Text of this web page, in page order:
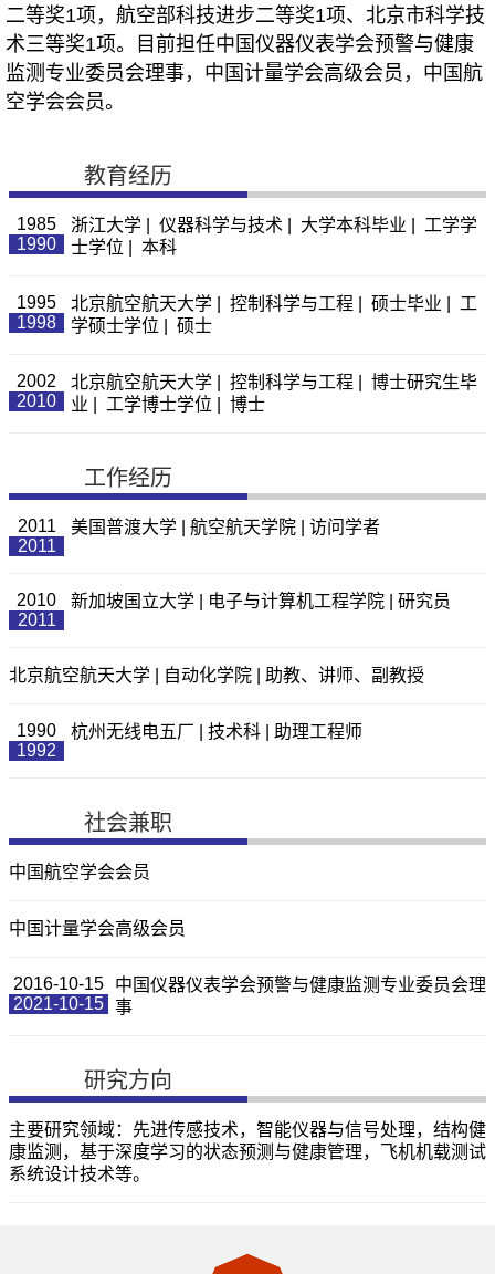
二等奖1项，航空部科技进步二等奖1项、北京市科学技
术三等奖1项。目前担任中国仪器仪表学会预警与健康
监测专业委员会理事，中国计量学会高级会员，中国航
空学会会员。
教育经历
1985
1990
浙江大学 | 仪器科学与技术 | 大学本科毕业 | 工学学
士学位 | 本科
1995
1998
北京航空航天大学 | 控制科学与工程 | 硕士毕业 | 工
学硕士学位 | 硕士
2002
2010
北京航空航天大学 | 控制科学与工程 | 博士研究生毕
业 | 工学博士学位 | 博士
工作经历
2011
2011
美国普渡大学 | 航空航天学院 | 访问学者
2010
2011
新加坡国立大学 | 电子与计算机工程学院 | 研究员
北京航空航天大学 | 自动化学院 | 助教、讲师、副教授
1990
1992
杭州无线电五厂 | 技术科 | 助理工程师
社会兼职
中国航空学会会员
中国计量学会高级会员
2016-10-15
2021-10-15
中国仪器仪表学会预警与健康监测专业委员会理
事
研究方向
主要研究领域：先进传感技术，智能仪器与信号处理，结构健
康监测，基于深度学习的状态预测与健康管理，飞机机载测试
系统设计技术等。